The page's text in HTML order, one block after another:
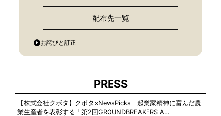
配布先一覧
お詫びと訂正
PRESS
【株式会社クボタ】クボタ×NewsPicks 起業家精神に富んだ農
業生産者を表彰する「第2回GROUNDBREAKERS A…